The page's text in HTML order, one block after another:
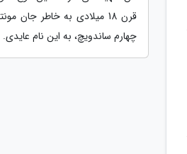
قرن 18 میلادی به خاطر جان
چهارم ساندویچ، به این نام عایدی.